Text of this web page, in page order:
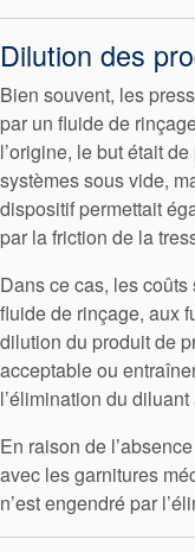
Dilution des
Bien souvent, les
par un fluide de
l’origine, le but était
systèmes sous vide,
dispositif permettait
par la friction de la
Dans ce cas, les
fluide de rinçage, aux
dilution du produit de
acceptable ou
l’élimination du
En raison de
avec les garnitures
n’est engendré par